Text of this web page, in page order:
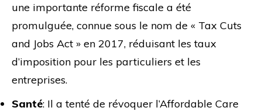
une importante réforme fiscale a été
promulguée, connue sous le nom de « Tax Cuts
and Jobs Act » en 2017, réduisant les taux
d’imposition pour les particuliers et les
entreprises.
Santé: Il a tenté de révoquer l’Affordable Care